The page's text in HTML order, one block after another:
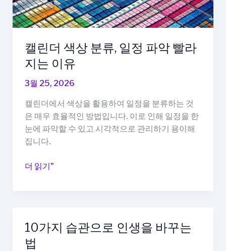
캘린더 색상 분류, 일정 파악 빨라
지는 이유
3월 25, 2026
캘린더에서 색상을 활용하여 일정을 분류하는 것
은 매우 효율적인 방법입니다. 이로 인해 일정을 한
눈에 파악할 수 있고 시각적으로 관리하기 용이해
집니다.
캘
분
류,
더 읽기"
10가지 습관으로 인생을 바꾸는
법